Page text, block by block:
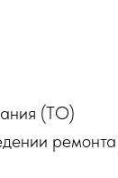
(ТО)
ремонта